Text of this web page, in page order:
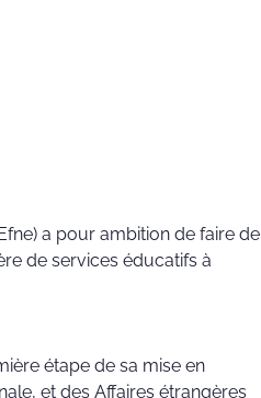
a pour ambition de faire de
de services éducatifs à
étape de sa mise en
et des Affaires étrangères